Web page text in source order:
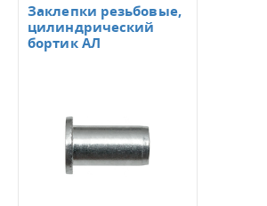
Заклепки резьбовые,
цилиндрический
бортик АЛ